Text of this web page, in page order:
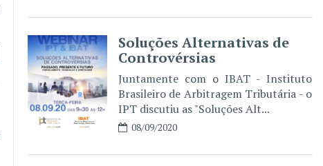
Soluções Alternativas de
Controvérsias
Juntamente com o IBAT - Instituto
Brasileiro de Arbitragem Tributária - o
IPT discutiu as "Soluções Alt...
08/09/2020